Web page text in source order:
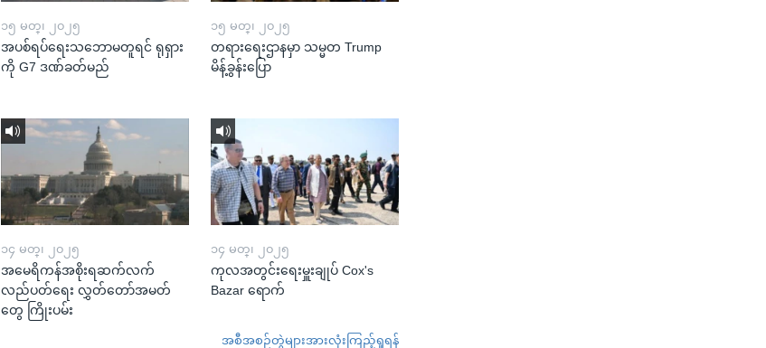
၁၅ မတ္၊ ၂၀၂၅
အပစ်ရပ်ရေးသဘောမတူရင် ရုရှား
ကို G7 ဒဏ်ခတ်မည်
၁၅ မတ္၊ ၂၀၂၅
တရားရေးဌာနမှာ သမ္မတ Trump
မိန့်ခွန်းပြော
၁၄ မတ္၊ ၂၀၂၅
အမေရိကန်အစိုးရဆက်လက်
လည်ပတ်ရေး လွှတ်တော်အမတ်
တွေ ကြိုးပမ်း
၁၄ မတ္၊ ၂၀၂၅
ကုလအတွင်းရေးမှူးချုပ် Cox's
Bazar ရောက်
အစီအစဉ်တွဲများအားလုံးကြည့်ရှုရန်